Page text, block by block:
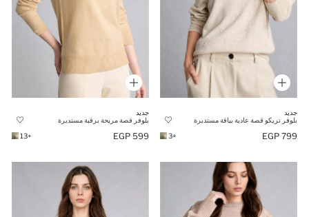
جديد
بلوفر تريكو قصة عادية بياقة مستديرة
799 EGP
+3
جديد
بلوفر قصة مريحة برقبة مستديرة
599 EGP
+13